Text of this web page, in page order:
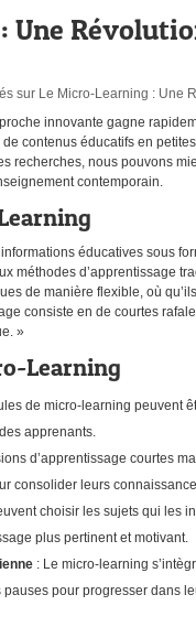
sur Le Micro-Learning : Une
innovante gagne
contenus éducatifs en
recherches, nous pouvons
contemporain.
éducatives sous
méthodes d’apprentissage
de manière flexible, où
consiste en de courtes
»
Learning
de micro-learning peuvent
apprenants.
d’apprentissage courtes
consolider leurs
choisir les sujets qui les
plus pertinent et motivant.
: Le micro-learning
pour progresser dans